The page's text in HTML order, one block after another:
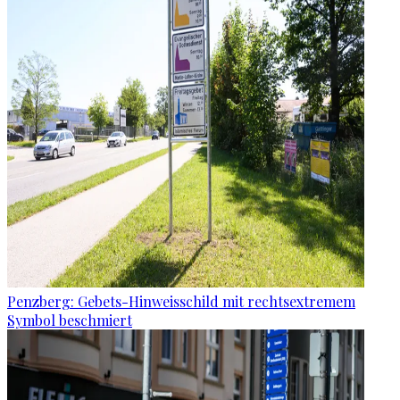
Penzberg: Gebets-Hinweisschild mit rechtsextremem
Symbol beschmiert